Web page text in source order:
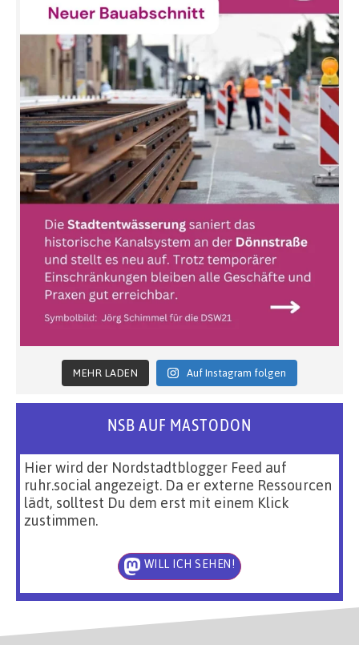
MEHR LADEN Auf Instagram folgen
NSB AUF MASTODON
Hier wird der Nordstadtblogger Feed auf
ruhr.social angezeigt. Da er externe Ressourcen
lädt, solltest Du dem erst mit einem Klick
zustimmen.
WILL ICH SEHEN!